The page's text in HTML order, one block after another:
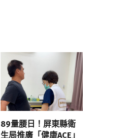
89量腰日！屏東縣衛
生局推廣「健康ACE」